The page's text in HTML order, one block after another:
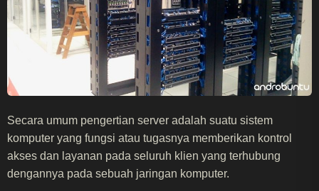
Secara umum pengertian server adalah suatu sistem
komputer yang fungsi atau tugasnya memberikan kontrol
akses dan layanan pada seluruh klien yang terhubung
dengannya pada sebuah jaringan komputer.